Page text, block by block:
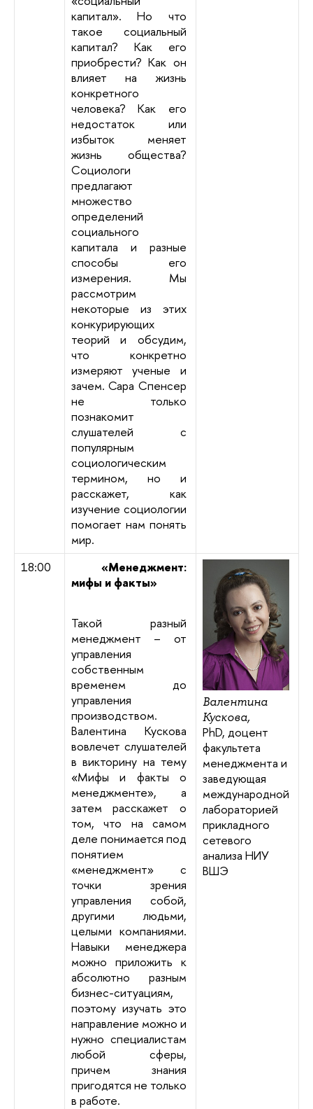
капитал». Но что
такое социальный
капитал? Как его
приобрести? Как он
влияет на жизнь
конкретного
человека? Как его
недостаток или
избыток меняет
жизнь общества?
Социологи
предлагают
множество
определений
социального
капитала и разные
способы его
измерения. Мы
рассмотрим
некоторые из этих
конкурирующих
теорий и обсудим,
что конкретно
измеряют ученые и
зачем. Сара Спенсер
не только
познакомит
слушателей с
популярным
социологическим
термином, но и
расскажет, как
изучение социологии
помогает нам понять
мир.
18:00
«Менеджмент:
мифы и факты»
Такой разный
менеджмент – от
управления
собственным
временем до
управления
производством.
Валентина Кускова
вовлечет слушателей
в викторину на тему
«Мифы и факты о
менеджменте», а
затем расскажет о
том, что на самом
деле понимается под
понятием
«менеджмент» с
точки зрения
управления собой,
другими людьми,
целыми компаниями.
Навыки менеджера
можно приложить к
абсолютно разным
бизнес-ситуациям,
поэтому изучать это
направление можно и
нужно специалистам
любой сферы,
причем знания
пригодятся не только
в работе.
Валентина
Кускова,
PhD, доцент
факультета
менеджмента и
заведующая
международной
лабораторией
прикладного
сетевого
анализа НИУ
ВШЭ